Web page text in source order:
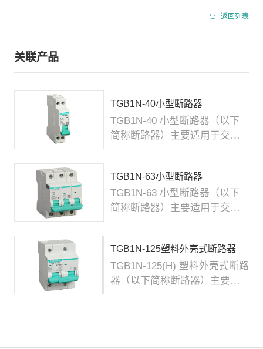
返回列表
关联产品
TGB1N-40小型断路器
TGB1N-40 小型断路器（以下
简称断路器）主要适用于交流
TGB1N-63小型断路器
TGB1N-63 小型断路器（以下
简称断路器）主要适用于交流
TGB1N-125塑料外壳式断路器
TGB1N-125(H) 塑料外壳式断路
器（以下简称断路器）主要适